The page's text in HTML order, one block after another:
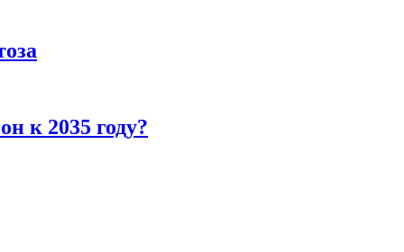
к 2035 году?